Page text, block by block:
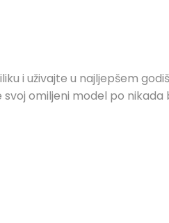
i uživajte u najljepšem
omiljeni model po nikada